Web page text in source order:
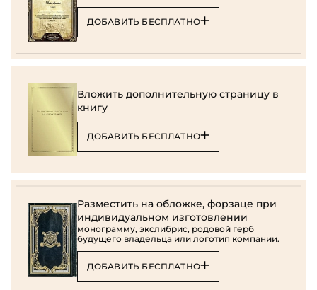
ДОБАВИТЬ БЕСПЛАТНО
Вложить дополнительную страницу в
книгу
ДОБАВИТЬ БЕСПЛАТНО
Разместить на обложке, форзаце при
индивидуальном изготовлении
монограмму, экслибрис, родовой герб
будущего владельца или логотип компании.
ДОБАВИТЬ БЕСПЛАТНО